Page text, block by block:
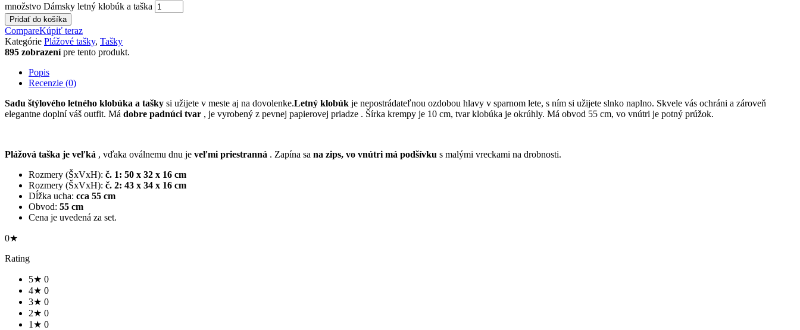
množstvo Dámsky letný klobúk a taška
Pridať do košíka
CompareKúpiť teraz
Kategórie Plážové tašky, Tašky
895 zobrazenípre tento produkt.
Popis
Recenzie (0)
Sadu štýlového letného klobúka a tašky si užijete v meste aj na dovolenke.Letný klobúk je nepostrádateľnou ozdobou hlavy v sparnom lete, s ním si užijete slnko naplno. Skvele vás ochráni a zároveň
elegantne doplní váš outfit. Má dobre padnúci tvar , je vyrobený z pevnej papierovej priadze . Šírka krempy je 10 cm, tvar klobúka je okrúhly. Má obvod 55 cm, vo vnútri je potný prúžok.
Plážová taška je veľká , vďaka oválnemu dnu je veľmi priestranná . Zapína sa na zips, vo vnútri má podšívku s malými vreckami na drobnosti.
Rozmery (ŠxVxH): č. 1: 50 x 32 x 16 cm
Rozmery (ŠxVxH): č. 2: 43 x 34 x 16 cm
Dĺžka ucha: cca 55 cm
Obvod: 55 cm
Cena je uvedená za set.
0★
Rating
5★ 0
4★ 0
3★ 0
2★ 0
1★ 0